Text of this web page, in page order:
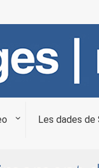
Les dades de